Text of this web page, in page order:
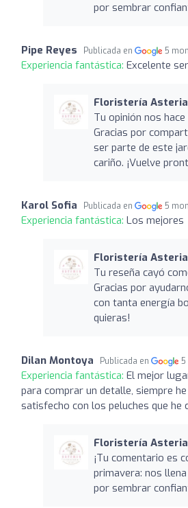
por sembrar
Pipe Reyes Publicada en 5
Experiencia fantástica: Excelente
Floristería Asteria
Tu opinión nos
Gracias por
ser parte de este
cariño. ¡Vuelve
Karol Sofia Publicada en 5
Experiencia fantástica: Los mejores
Floristería Asteria
Tu reseña cayó
Gracias por
con tanta energía
quieras!
Dilan Montoya Publicada en 5
Experiencia fantástica: El mejor
para comprar un detalle, siempre
satisfecho con los peluches que he
Floristería Asteria
¡Tu comentario es
primavera: nos
por sembrar